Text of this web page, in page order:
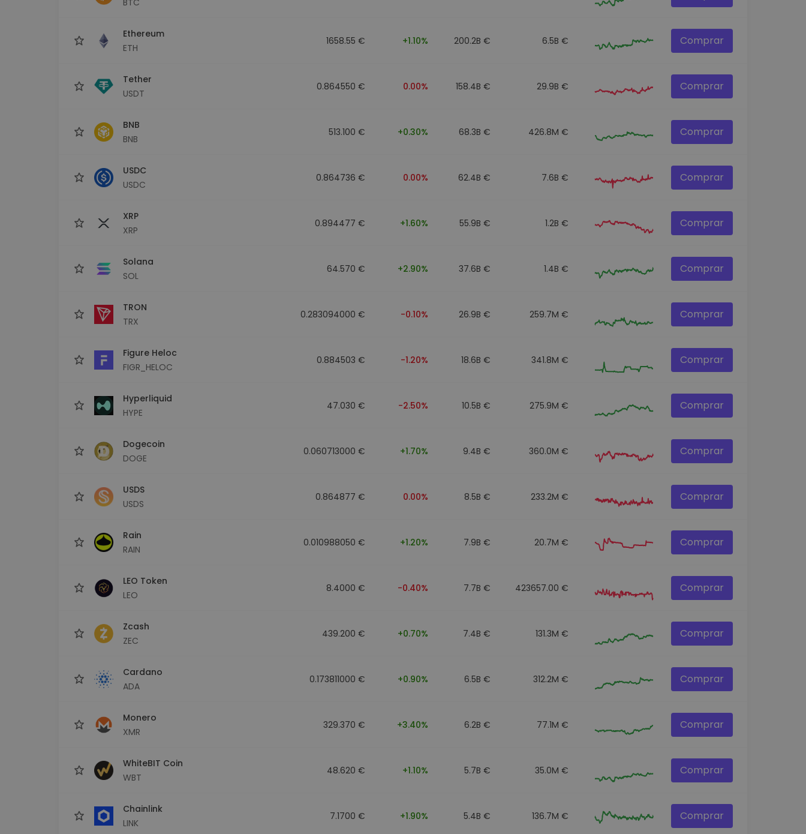
Ethereum
ETH
1658.55 € +1.10% 200.2B € 6.5B € Comprar
Tether
USDT
0.864550 € 0.00% 158.4B € 29.9B € Comprar
BNB
BNB
513.100 € +0.30% 68.3B € 426.8M € Comprar
USDC
USDC
0.864736 € 0.00% 62.4B € 7.6B € Comprar
XRP
XRP
0.894477 € +1.60% 55.9B € 1.2B € Comprar
Solana
SOL
64.570 € +2.90% 37.6B € 1.4B € Comprar
TRON
TRX
0.283094000 € -0.10% 26.9B € 259.7M € Comprar
Figure Heloc
FIGR_HELOC
0.884503 € -1.20% 18.6B € 341.8M € Comprar
Hyperliquid
HYPE
47.030 € -2.50% 10.5B € 275.9M € Comprar
Dogecoin
DOGE
0.060713000 € +1.70% 9.4B € 360.0M € Comprar
USDS
USDS
0.864877 € 0.00% 8.5B € 233.2M € Comprar
Rain
RAIN
0.010988050 € +1.20% 7.9B € 20.7M € Comprar
LEO Token
LEO
8.4000 € -0.40% 7.7B € 423657.00 € Comprar
Zcash
ZEC
439.200 € +0.70% 7.4B € 131.3M € Comprar
Cardano
ADA
0.173811000 € +0.90% 6.5B € 312.2M € Comprar
Monero
XMR
329.370 € +3.40% 6.2B € 77.1M € Comprar
WhiteBIT Coin
WBT
48.620 € +1.10% 5.7B € 35.0M € Comprar
Chainlink
LINK
7.1700 € +1.90% 5.4B € 136.7M € Comprar